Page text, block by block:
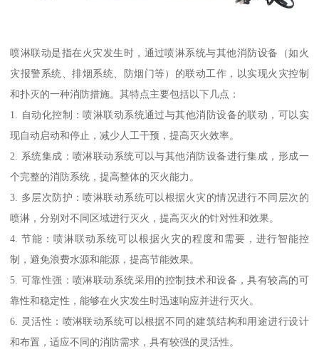
喷淋联动是指在火灾发生时，通过喷淋系统与其他消防设备（如火
灾报警系统、排烟系统、防烟门等）的联动工作，以实现火灾控制
和扑灭的一种消防措施。其特点主要包括以下几点：
1. 自动化控制：喷淋联动系统通过与其他消防设备的联动，可以实
现自动启动和停止，减少人工干预，提高灭火效率。
2. 系统集成：喷淋联动系统可以与其他消防设备进行集成，形成一
个完整的消防系统，提高整体的灭火能力。
3. 多层次防护：喷淋联动系统可以根据火灾的情况进行不同层次的
喷淋，分别对不同区域进行灭火，提高灭火的针对性和效果。
4. 节能：喷淋联动系统可以根据火灾的程度和需要，进行智能控
制，避免浪费水源和能源，提高节能效果。
5. 可靠性强：喷淋联动系统采用的控制技术和设备，具有较高的可
靠性和稳定性，能够在火灾发生时迅速响应并进行灭火。
6. 灵活性：喷淋联动系统可以根据不同的建筑结构和用途进行设计
和布置，适应不同的消防需求，具有较强的灵活性。